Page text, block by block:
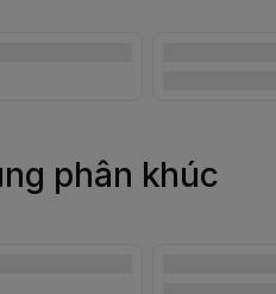
phân khúc